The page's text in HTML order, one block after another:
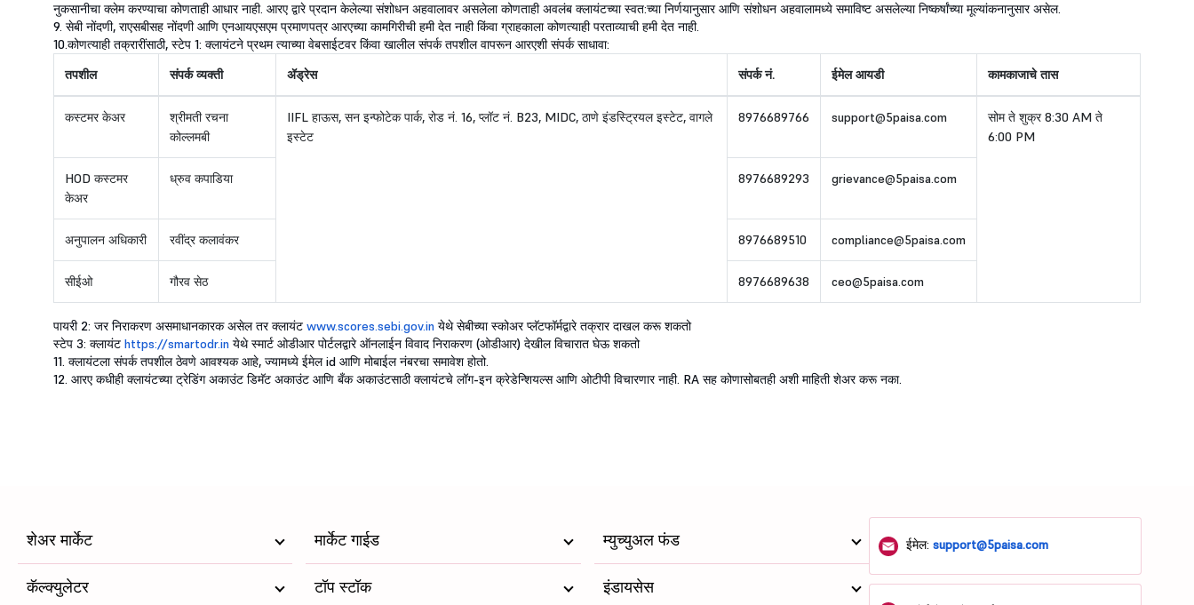
नुकसानीचा क्लेम करण्याचा कोणताही आधार नाही. आरए द्वारे प्रदान केलेल्या संशोधन अहवालावर असलेला कोणताही अवलंब क्लायंटच्या स्वत:च्या निर्णयानुसार आणि संशोधन अहवालामध्ये समाविष्ट असलेल्या निष्कर्षांच्या मूल्यांकनानुसार असेल.
9. सेबी नोंदणी, राएसबीसह नोंदणी आणि एनआयएसएम प्रमाणपत्र आरएच्या कामगिरीची हमी देत नाही किंवा ग्राहकाला कोणत्याही परताव्याची हमी देत नाही.
10.कोणत्याही तक्रारींसाठी, स्टेप 1: क्लायंटने प्रथम त्याच्या वेबसाईटवर किंवा खालील संपर्क तपशील वापरून आरएशी संपर्क साधावा:
तपशील
संपर्क व्यक्ती ॲड्रेस संपर्क नं. ईमेल आयडी कामकाजाचे तास
कस्टमर केअर
श्रीमती रचना
कोल्लमबी
IIFL हाऊस, सन इन्फोटेक पार्क, रोड नं. 16, प्लॉट नं. B23, MIDC, ठाणे इंडस्ट्रियल इस्टेट, वागले
इस्टेट
8976689766 support@5paisa.com
सोम ते शुक्र 8:30 AM ते
6:00 PM
HOD कस्टमर
केअर
ध्रुव कपाडिया 8976689293 grievance@5paisa.com
अनुपालन अधिकारी रवींद्र कलावंकर 8976689510 compliance@5paisa.com
सीईओ गौरव सेठ 8976689638 ceo@5paisa.com
पायरी 2: जर निराकरण असमाधानकारक असेल तर क्लायंट www.scores.sebi.gov.in येथे सेबीच्या स्कोअर प्लॅटफॉर्मद्वारे तक्रार दाखल करू शकतो
स्टेप 3: क्लायंट https://smartodr.in येथे स्मार्ट ओडीआर पोर्टलद्वारे ऑनलाईन विवाद निराकरण (ओडीआर) देखील विचारात घेऊ शकतो
11. क्लायंटला संपर्क तपशील ठेवणे आवश्यक आहे, ज्यामध्ये ईमेल id आणि मोबाईल नंबरचा समावेश होतो.
12. आरए कधीही क्लायंटच्या ट्रेडिंग अकाउंट डिमॅट अकाउंट आणि बँक अकाउंटसाठी क्लायंटचे लॉग-इन क्रेडेन्शियल्स आणि ओटीपी विचारणार नाही. RA सह कोणासोबतही अशी माहिती शेअर करू नका.
शेअर मार्केट मार्केट गाईड म्युच्युअल फंड
कॅल्क्युलेटर टॉप स्टॉक इंडायसेस
ईमेल:support@5paisa.com